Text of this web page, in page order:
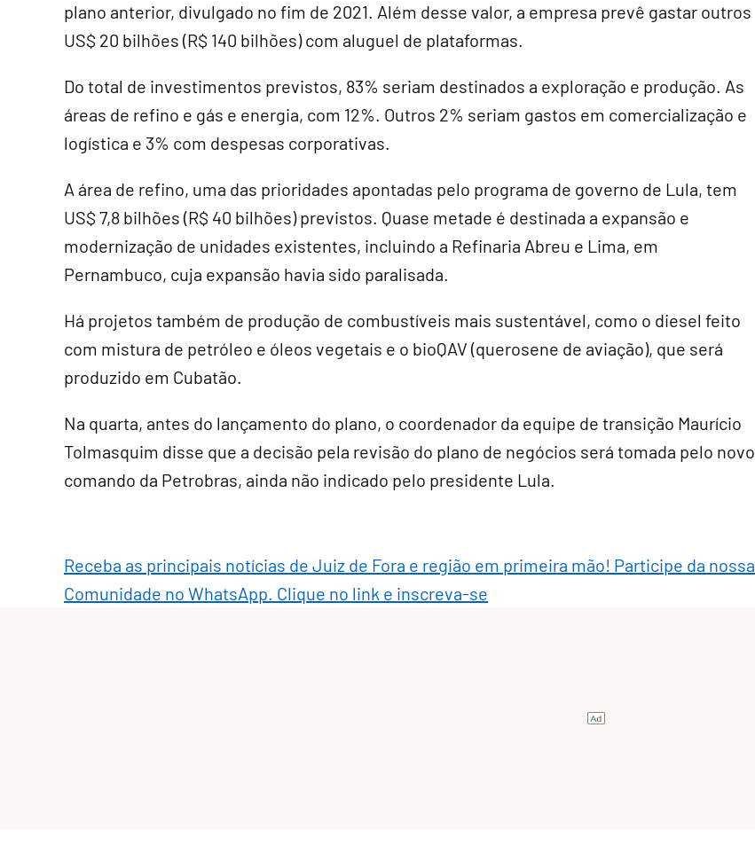
plano anterior, divulgado no fim de 2021. Além desse valor, a empresa prevê gastar outros
US$ 20 bilhões (R$ 140 bilhões) com aluguel de plataformas.
Do total de investimentos previstos, 83% seriam destinados a exploração e produção. As
áreas de refino e gás e energia, com 12%. Outros 2% seriam gastos em comercialização e
logística e 3% com despesas corporativas.
A área de refino, uma das prioridades apontadas pelo programa de governo de Lula, tem
US$ 7,8 bilhões (R$ 40 bilhões) previstos. Quase metade é destinada a expansão e
modernização de unidades existentes, incluindo a Refinaria Abreu e Lima, em
Pernambuco, cuja expansão havia sido paralisada.
Há projetos também de produção de combustíveis mais sustentável, como o diesel feito
com mistura de petróleo e óleos vegetais e o bioQAV (querosene de aviação), que será
produzido em Cubatão.
Na quarta, antes do lançamento do plano, o coordenador da equipe de transição Maurício
Tolmasquim disse que a decisão pela revisão do plano de negócios será tomada pelo novo
comando da Petrobras, ainda não indicado pelo presidente Lula.
Receba as principais notícias de Juiz de Fora e região em primeira mão! Participe da nossa
Comunidade no WhatsApp. Clique no link e inscreva-se